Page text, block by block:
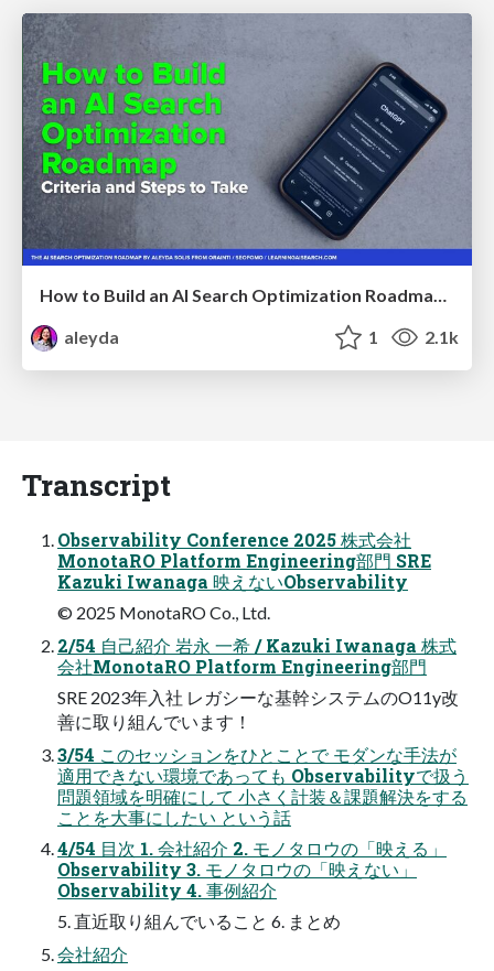
How to Build an AI Search Optimization Roadmap - Criteria and Steps to Take #SEOIRL
aleyda
1 2.1k
Transcript
Observability Conference 2025 株式会社
MonotaRO Platform Engineering部門 SRE
Kazuki Iwanaga 映えないObservability
© 2025 MonotaRO Co., Ltd.
2/54 自己紹介 岩永 一希 / Kazuki Iwanaga 株式
会社MonotaRO Platform Engineering部門
SRE 2023年入社 レガシーな基幹システムのO11y改
善に取り組んでいます！
3/54 このセッションをひとことで モダンな手法が
適用できない環境であっても Observabilityで扱う
問題領域を明確にして 小さく計装＆課題解決をする
ことを大事にしたい という話
4/54 目次 1. 会社紹介 2. モノタロウの「映える」
Observability 3. モノタロウの「映えない」
Observability 4. 事例紹介
5. 直近取り組んでいること 6. まとめ
会社紹介